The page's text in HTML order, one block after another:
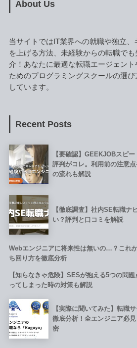
About Us
当サイトではIT業界への就職や独立、
を上げる方法、未経験からの転職で
介！あなたに最適な転職エージェン
ためのプログラミングスクールの選
しています。
Recent Posts
【要確認】GEEKJOBスピ
評判がコレ。利用前の注意
の流れも解説
【徹底調査】社内SE転職ナ
い？評判と口コミを解説
Webエンジニアに将来性は無いの…？これ
ち回り方を徹底分析
【知らなきゃ危険】SESが抱える5つの問
ってしまった時の対策も解説
【実際に聞いてみた】転職
徹底分析！全エンジニア必
密